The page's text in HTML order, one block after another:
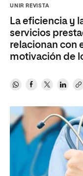
UNIR REVISTA
La eficiencia y
servicios
relacionan con
motivación de